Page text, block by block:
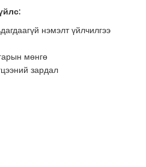
нэмэлт үйлчилгээ
мөнгө
зардал